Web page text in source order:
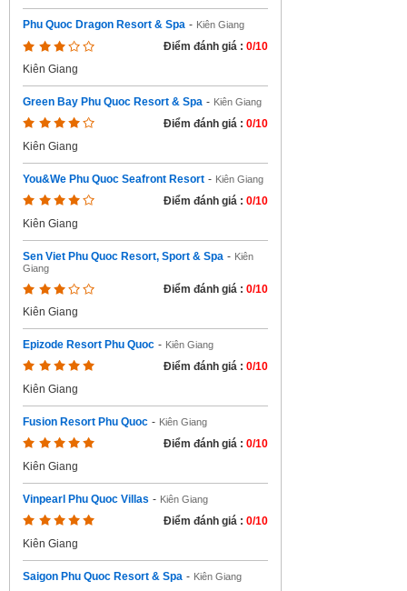
Phu Quoc Dragon Resort & Spa - Kiên Giang
Điểm đánh giá : 0/10
Kiên Giang
Green Bay Phu Quoc Resort & Spa - Kiên Giang
Điểm đánh giá : 0/10
Kiên Giang
You&We Phu Quoc Seafront Resort - Kiên Giang
Điểm đánh giá : 0/10
Kiên Giang
Sen Viet Phu Quoc Resort, Sport & Spa - Kiên
Giang
Điểm đánh giá : 0/10
Kiên Giang
Epizode Resort Phu Quoc - Kiên Giang
Điểm đánh giá : 0/10
Kiên Giang
Fusion Resort Phu Quoc - Kiên Giang
Điểm đánh giá : 0/10
Kiên Giang
Vinpearl Phu Quoc Villas - Kiên Giang
Điểm đánh giá : 0/10
Kiên Giang
Saigon Phu Quoc Resort & Spa - Kiên Giang